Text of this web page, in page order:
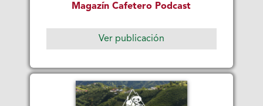
Magazín Cafetero Podcast
Ver publicación